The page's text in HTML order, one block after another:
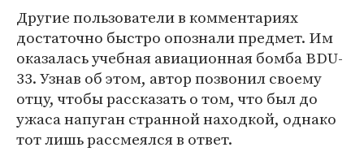
Другие пользователи в комментариях
достаточно быстро опознали предмет. Им
оказалась учебная авиационная бомба BDU-
33. Узнав об этом, автор позвонил своему
отцу, чтобы рассказать о том, что был до
ужаса напуган странной находкой, однако
тот лишь рассмеялся в ответ.